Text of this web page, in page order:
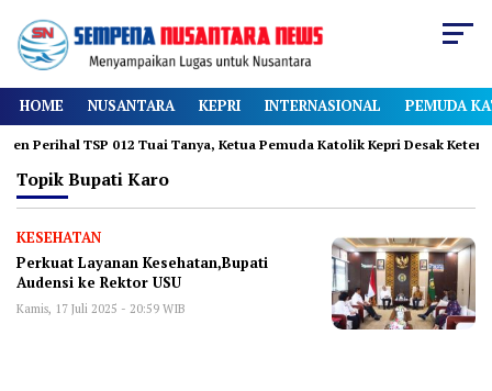
HOME NUSANTARA KEPRI INTERNASIONAL PEMUDA
TSP 012 Tuai Tanya, Ketua Pemuda Katolik Kepri Desak
Topik Bupati Karo
KESEHATAN
Perkuat Layanan Kesehatan,Bupati
Audensi ke Rektor USU
Kamis, 17 Juli 2025 - 20:59 WIB